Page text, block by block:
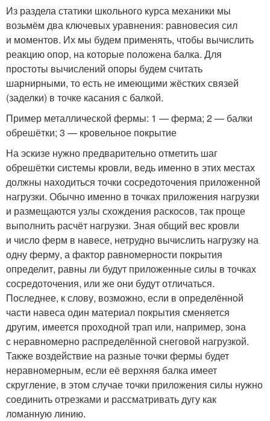
Из раздела статики школьного курса механики мы
возьмём два ключевых уравнения: равновесия сил
и моментов. Их мы будем применять, чтобы вычислить
реакцию опор, на которые положена балка. Для
простоты вычислений опоры будем считать
шарнирными, то есть не имеющими жёстких связей
(заделки) в точке касания с балкой.
Пример металлической фермы: 1 — ферма; 2 — балки
обрешётки; 3 — кровельное покрытие
На эскизе нужно предварительно отметить шаг
обрешётки системы кровли, ведь именно в этих местах
должны находиться точки сосредоточения приложенной
нагрузки. Обычно именно в точках приложения нагрузки
и размещаются узлы схождения раскосов, так проще
выполнить расчёт нагрузки. Зная общий вес кровли
и число ферм в навесе, нетрудно вычислить нагрузку на
одну ферму, а фактор равномерности покрытия
определит, равны ли будут приложенные силы в точках
сосредоточения, или же они будут отличаться.
Последнее, к слову, возможно, если в определённой
части навеса один материал покрытия сменяется
другим, имеется проходной трап или, например, зона
с неравномерно распределённой снеговой нагрузкой.
Также воздействие на разные точки фермы будет
неравномерным, если её верхняя балка имеет
скругление, в этом случае точки приложения силы нужно
соединить отрезками и рассматривать дугу как
ломанную линию.